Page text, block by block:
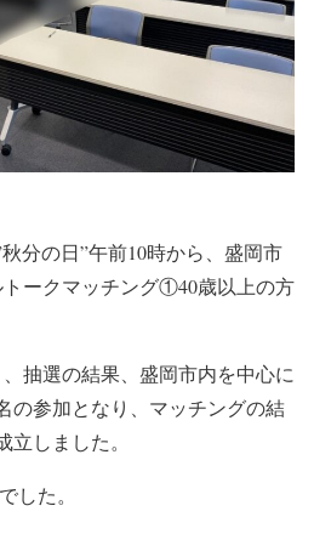
分の日”午前10時から、盛岡市
ークマッチング①40歳以上の方
抽選の結果、盛岡市内を中心に
の参加となり、マッチングの結
しました。
した。